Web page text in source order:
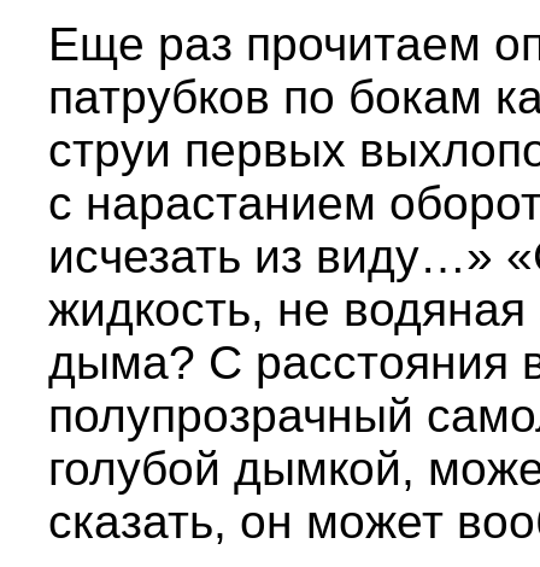
Еще раз прочитаем
патрубков по бокам
струи первых
с нарастанием
исчезать из виду…»
жидкость, не
дыма? С расстояния
полупрозрачный
голубой дымкой,
сказать, он может